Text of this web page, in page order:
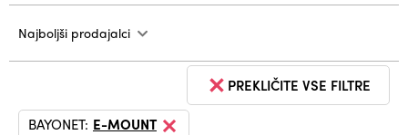
Najboljši prodajalci
PREKLIČITE VSE FILTRE
BAYONET: E-MOUNT